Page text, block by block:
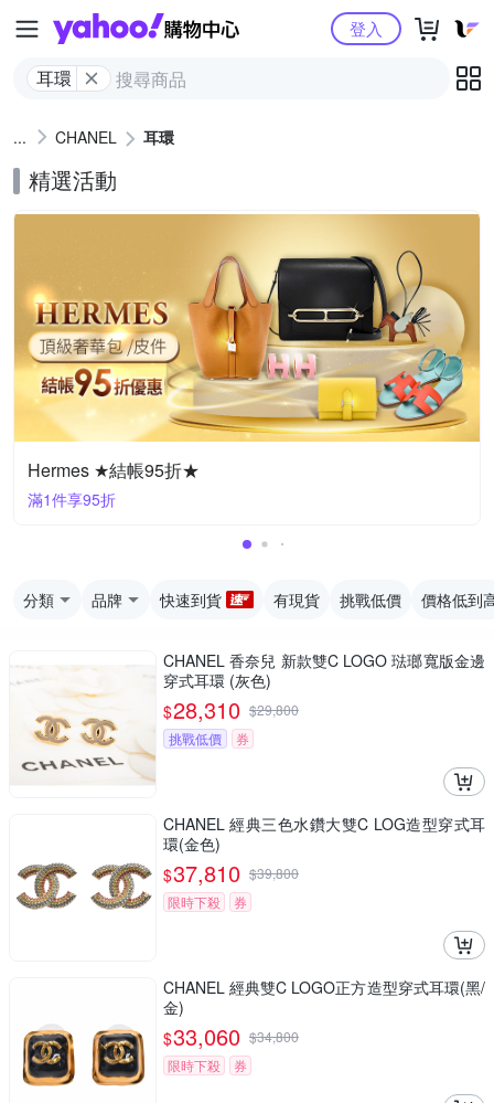
Yahoo購物中心
耳環
登入
CHANEL 耳環
精選活動
Hermes ★結帳95折★
滿1件享95折
分類 品牌 快速到貨 有現貨 挑戰低價 價格低到
CHANEL 香奈兒 新款雙C LOGO 琺瑯寬版金邊
穿式耳環 (灰色)
$28,310 $29,800
挑戰低價
券
CHANEL 經典三色水鑽大雙C LOG造型穿式耳
環(金色)
$37,810 $39,800
限時下殺
券
CHANEL 經典雙C LOGO正方造型穿式耳環(黑/
金)
$33,060 $34,800
限時下殺
券